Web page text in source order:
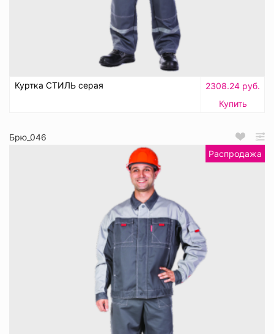
Куртка СТИЛЬ серая
2308.24 руб.
Купить
Брю_046
Распродажа